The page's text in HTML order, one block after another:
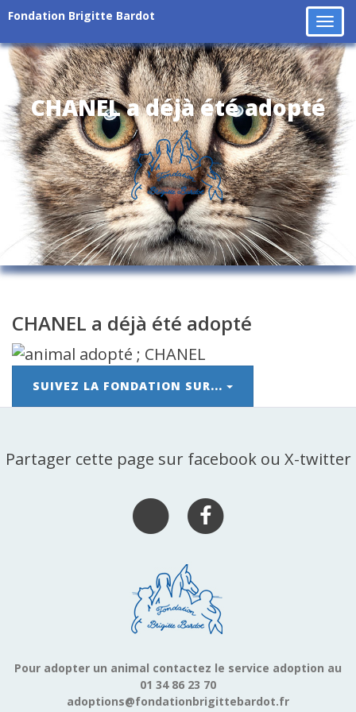
Fondation Brigitte Bardot
CHANEL a déjà été adopté
CHANEL a déjà été adopté
SUIVEZ LA FONDATION SUR...
Partager cette page sur facebook ou X-twitter
Pour adopter un animal contactez le service adoption au
01 34 86 23 70
adoptions@fondationbrigittebardot.fr